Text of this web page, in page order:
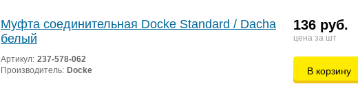
Муфта соединительная Docke Standard / Dacha
белый
Артикул: 237-578-062
Производитель: Docke
136 руб.
цена за шт
В корзину